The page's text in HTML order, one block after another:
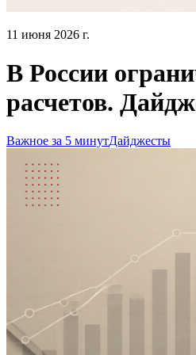
11 июня 2026 г.
В России
расчетов.
Важное за 5 минутДайджесты